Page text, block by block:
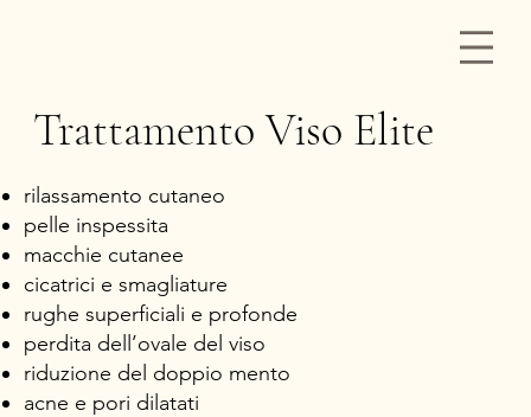
Trattamento Viso Elite
rilassamento cutaneo
pelle inspessita
macchie cutanee
cicatrici e smagliature
rughe superficiali e profonde
perdita dell’ovale del viso
riduzione del doppio mento
acne e pori dilatati